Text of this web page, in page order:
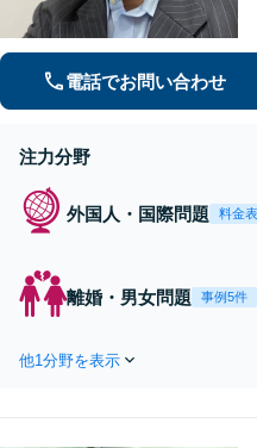
電話でお問い合わせ
注力分野
外国人・国際問題 料金
離婚・男女問題 事例5件
他1分野を表示